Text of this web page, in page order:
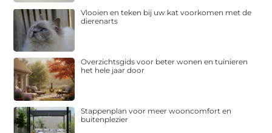
Vlooien en teken bij uw kat voorkomen met de
dierenarts
Overzichtsgids voor beter wonen en tuinieren
het hele jaar door
Stappenplan voor meer wooncomfort en
buitenplezier